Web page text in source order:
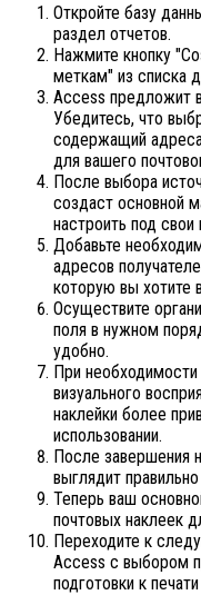
Откройте базу
раздел отчетов.
Нажмите кнопку
меткам" из списка
Access предложит
Убедитесь, что
содержащий
для вашего
После выбора
создаст основной
настроить под
Добавьте
адресов
которую вы хотите
Осуществите
поля в нужном
удобно.
При
визуального
наклейки более
использовании.
После завершения
выглядит
Теперь ваш
почтовых наклеек
Переходите к
Access с выбором
подготовки к